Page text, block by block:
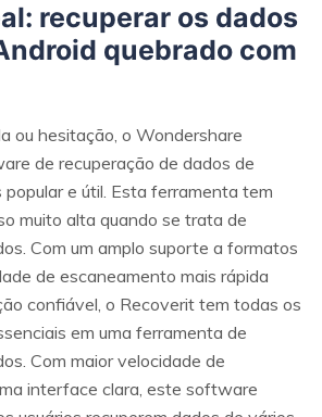
recuperar os dados
quebrado com
ou hesitação, o Wondershare
de recuperação de dados de
popular e útil. Esta ferramenta tem
muito alta quando se trata de
Com um amplo suporte a formatos
de escaneamento mais rápida
confiável, o Recoverit tem todas os
em uma ferramenta de
Com maior velocidade de
interface clara, este software